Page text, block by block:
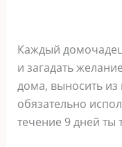
Каждый
и загадать
дома, выносить из
обязательно
течение 9 дней ты